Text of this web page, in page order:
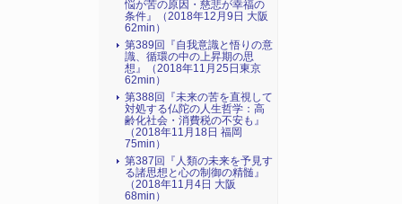
悩が苦の原因・慈悲が幸福の
条件』（2018年12月9日 大阪
62min）
第389回『自我意識と悟りの意
識、循環の中の上昇期の思
想』（2018年11月25日東京
62min）
第388回『未来の苦を直視して
対処する仏陀の人生哲学：高
齢化社会・消費税の不安も』
（2018年11月18日 福岡
75min）
第387回『人類の未来を予見す
る諸思想と心の制御の精髄』
（2018年11月4日 大阪
68min）